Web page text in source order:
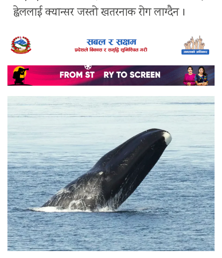
ह्वेललाई क्यान्सर जस्तो खतरनाक रोग लाग्दैन ।